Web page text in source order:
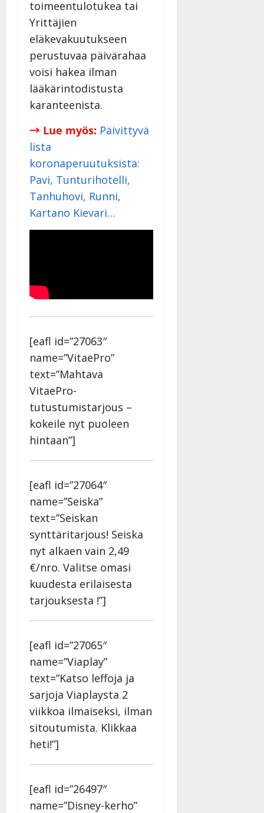
toimeentulotukea tai
Yrittäjien
eläkevakuutukseen
perustuvaa päivärahaa
voisi hakea ilman
lääkärintodistusta
karanteenista.
→ Lue myös: Päivittyvä
lista
koronaperuutuksista:
Pavi, Tunturihotelli,
Tanhuhovi, Runni,
Kartano Kievari…
[eafl id=”27063″
name=”VitaePro”
text=”Mahtava
VitaePro-
tutustumistarjous –
kokeile nyt puoleen
hintaan”]
[eafl id=”27064″
name=”Seiska”
text=”Seiskan
synttäritarjous! Seiska
nyt alkaen vain 2,49
€/nro. Valitse omasi
kuudesta erilaisesta
tarjouksesta !”]
[eafl id=”27065″
name=”Viaplay”
text=”Katso leffoja ja
sarjoja Viaplaysta 2
viikkoa ilmaiseksi, ilman
sitoutumista. Klikkaa
heti!”]
[eafl id=”26497″
name=”Disney-kerho”